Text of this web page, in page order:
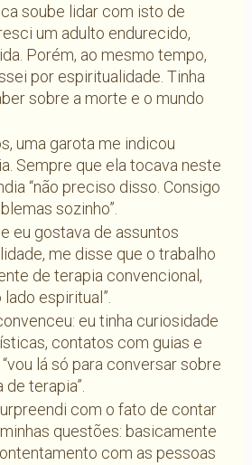
soube lidar com isto de
um adulto endurecido,
Porém, ao mesmo tempo,
por espiritualidade. Tinha
sobre a morte e o mundo
uma garota me indicou
Sempre que ela tocava neste
“não preciso disso. Consigo
sozinho”.
eu gostava de assuntos
me disse que o trabalho
de terapia convencional,
espiritual”.
eu tinha curiosidade
contatos com guias e
lá só para conversar sobre
terapia”.
com o fato de contar
questões: basicamente
com as pessoas